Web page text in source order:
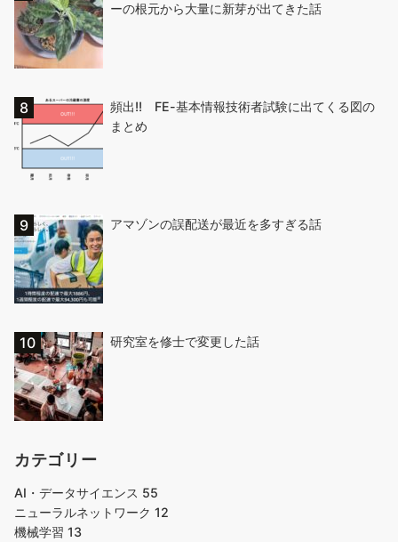
ーの根元から大量に新芽が出てきた話
頻出!! FE-基本情報技術者試験に出てくる図の
まとめ
アマゾンの誤配送が最近を多すぎる話
研究室を修士で変更した話
カテゴリー
AI・データサイエンス 55
ニューラルネットワーク 12
機械学習 13